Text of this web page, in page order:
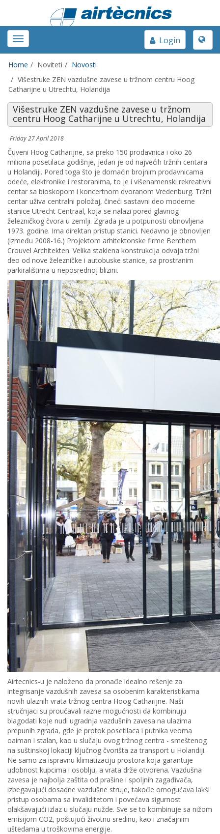
Toggle
navigation
Toggle
Login
Home Noviteti
Novosti
Višestruke ZEN vazdušne zavese u tržnom centru Hoog
Catharijne u Utrechtu, Holandija
Višestruke ZEN vazdušne zavese u tržnom
centru Hoog Catharijne u Utrechtu, Holandija
Friday 27 April 2018
Čuveni Hoog Catharijne, sa preko 150 prodavnica i oko 26
miliona posetilaca godišnje, jedan je od najvećih tržnih centara
u Holandiji. Pored toga što je domaćin brojnim prodavnicama
odeće, elektronike i restoranima, to je i višenamenski rekreativni
centar sa bioskopom i koncertnom dvoranom Vredenburg. Tržni
centar uživa centralni položaj, čineći sastavni deo moderne
stanice Utrecht Centraal, koja se nalazi pored glavnog
železničkog čvora u zemlji. Zgrada je u potpunosti obnovljena
1973. godine. Ima direktan pristup stanici. Nedavno je obnovljen
(između 2008-16.) Projektom arhitektonske firme Benthem
Crouvel Architekten. Velika staklena konstrukcija odvaja tržni
deo od nove železničke i autobuske stanice, sa prostranim
parkiralištima u neposrednoj blizini.
Airtecnics-u je naloženo da pronađe idealno rešenje za
integrisanje vazdušnih zavesa sa osobenim karakteristikama
novih ulaznih vrata tržnog centra Hoog Catharijne. Naši
stručnjaci su proučavali razne mogućnosti da kombinuju
blagodati koje nudi ugradnja vazdušnih zavesa na ulazima
prepunih zgrada, gde je protok posetilaca i putnika veoma
oaiman i stalan, kao u slučaju ovog tržnog centra - smeštenog
na suštinskoj lokaciji ključnog čvorišta za transport u Holandiji.
Ne samo za ispravnu klimatizaciju prostora koja garantuje
udobnost kupcima i osoblju, a vrata drže otvorena. Vazdušna
zavesa je najbolja zaštita od prašine i spoljnih zagađivača,
izbegavajući dosadne vazdušne struje, takođe omogućava lakši
pristup osobama sa invaliditetom i povećava sigurnost
olakšavajući izlaz u slučaju nužde. Sve se to kombinuje sa nižom
emisijom CO2, poštujući životnu sredinu, kao i značajnim
uštedama u troškovima energije.